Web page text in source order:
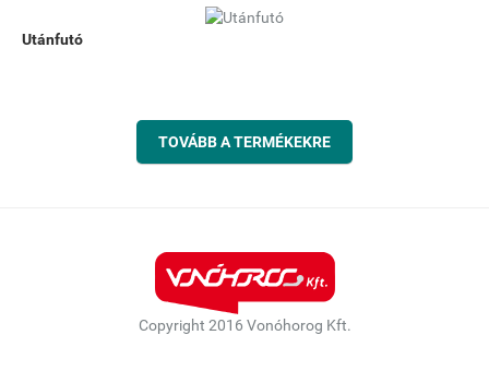
Utánfutó
TOVÁBB A TERMÉKEKRE
Copyright 2016 Vonóhorog Kft.